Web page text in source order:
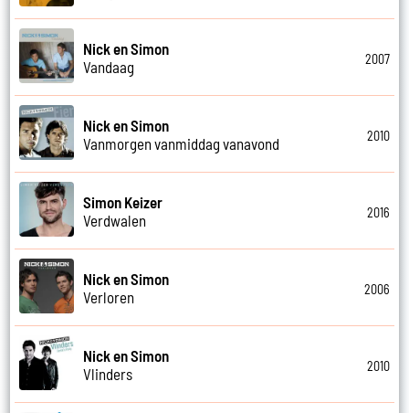
Nick en Simon
Vandaag
2007
Nick en Simon
Vanmorgen vanmiddag vanavond
2010
Simon Keizer
Verdwalen
2016
Nick en Simon
Verloren
2006
Nick en Simon
Vlinders
2010